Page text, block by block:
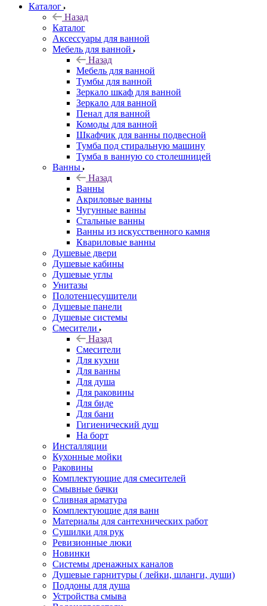
Каталог
Назад
Каталог
Аксессуары для ванной
Мебель для ванной
Назад
Мебель для ванной
Тумбы для ванной
Зеркало шкаф для ванной
Зеркало для ванной
Пенал для ванной
Комоды для ванной
Шкафчик для ванны подвесной
Тумба под стиральную машину
Тумба в ванную со столешницей
Ванны
Назад
Ванны
Акриловые ванны
Чугунные ванны
Стальные ванны
Ванны из искусственного камня
Квариловые ванны
Душевые двери
Душевые кабины
Душевые углы
Унитазы
Полотенцесушители
Душевые панели
Душевые системы
Смесители
Назад
Смесители
Для кухни
Для ванны
Для душа
Для раковины
Для биде
Для бани
Гигиенический душ
На борт
Инсталляции
Кухонные мойки
Раковины
Комплектующие для смесителей
Смывные бачки
Сливная арматура
Комплектующие для ванн
Материалы для сантехнических работ
Сушилки для рук
Ревизионные люки
Новинки
Системы дренажных каналов
Душевые гарнитуры ( лейки, шланги, души)
Поддоны для душа
Устройства смыва